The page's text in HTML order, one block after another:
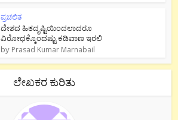
ಪ್ರಚಲಿತ
ದೇಶದ ಹಿತದೃಷ್ಟಿಯಿಂದಲಾದರೂ
ವಿರೋಧಕ್ಕೊಂದಷ್ಟು ಕಡಿವಾಣ ಇರಲಿ
by Prasad Kumar Marnabail
ಲೇಖಕರ ಕುರಿತು